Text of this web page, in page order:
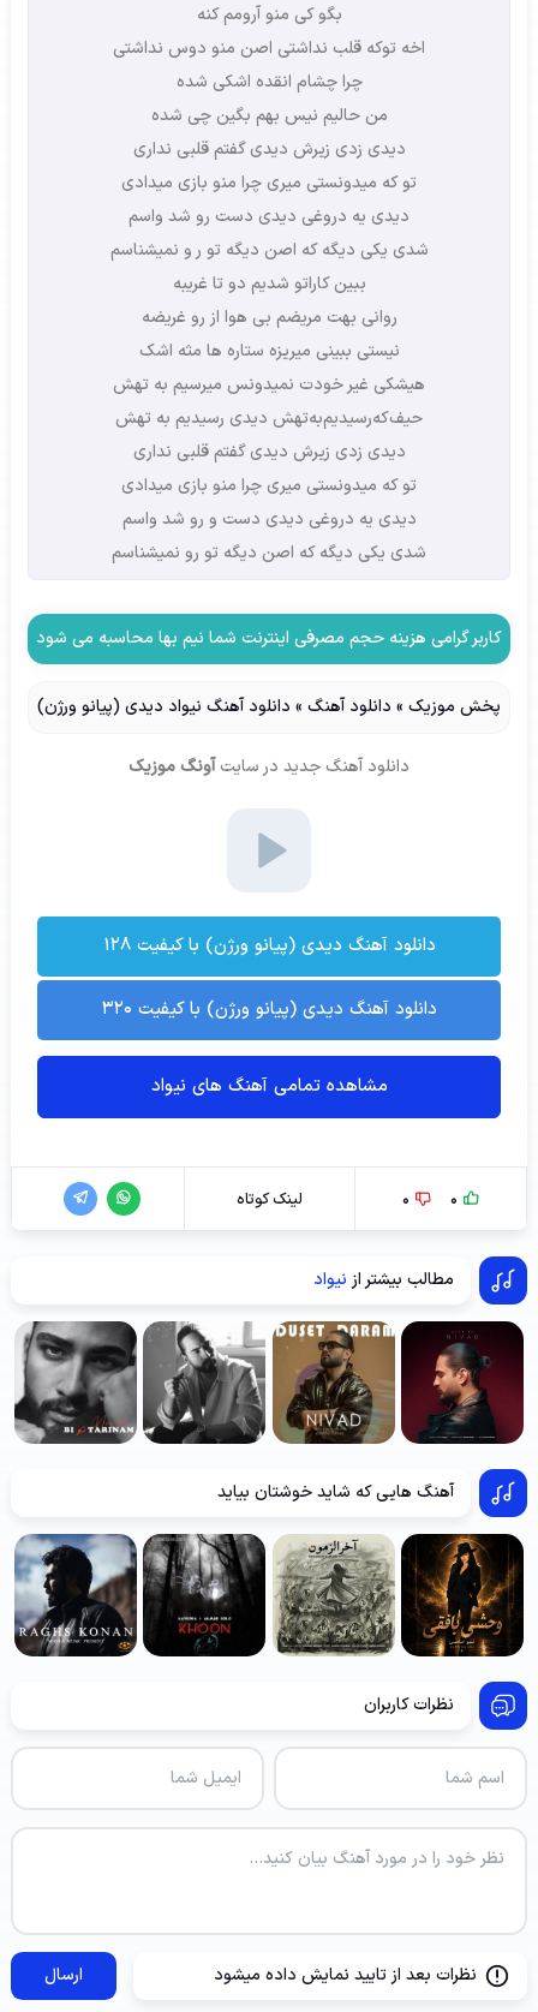
بگو کی منو آرومم کنه
اخه تو‌که قلب نداشتی اصن منو دوس نداشتی
چرا چشام انقده اشکی شده
من حالیم نیس بهم بگین چی شده
دیدی زدی زیرش دیدی گفتم قلبی نداری
تو که میدونستی میری چرا منو بازی میدادی
دیدی یه دروغی دیدی دست رو شد واسم
شدی یکی دیگه که اصن دیگه تو ر و نمیشناسم
ببین کاراتو شدیم دو تا غریبه
روانی بهت مریضم بی هوا از رو غریضه
نیستی ببینی میریزه ستاره ها مثه اشک
هیشکی غیر خودت نمیدونس میرسیم به تهش
حیف‌که‌رسیدیم‌به‌تهش‌ دیدی رسیدیم به تهش
دیدی زدی زیرش دیدی گفتم قلبی نداری
تو که میدونستی میری چرا منو بازی میدادی
دیدی یه دروغی دیدی دست و رو شد واسم
شدی یکی دیگه که اصن دیگه تو رو نمیشناسم
کاربر گرامی هزینه حجم مصرفی اینترنت شما نیم بها محاسبه می شود
پخش موزیک» دانلود آهنگ» دانلود آهنگ نیواد دیدی (پیانو ورژن)
دانلود آهنگ جدید در سایت آونگ موزیک
دانلود آهنگ دیدی (پیانو ورژن) با کیفیت ۱۲۸
دانلود آهنگ دیدی (پیانو ورژن) با کیفیت ۳۲۰
مشاهده تمامی آهنگ های نیواد
0
0 لینک کوتاه
مطالب بیشتر از نیواد
آهنگ هایی که شاید خوشتان بیاید
نظرات کاربران
نظرات بعد از تایید نمایش داده میشود ارسال